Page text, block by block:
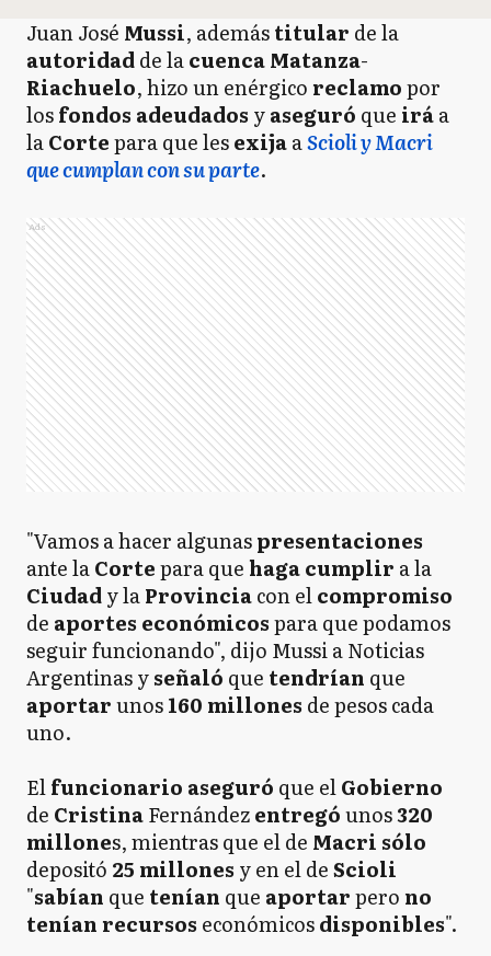
Juan José Mussi, ademástitular de la
autoridadde lacuenca Matanza-
Riachuelo, hizo un enérgico reclamopor
losfondos adeudados yaseguró que iráa
laCortepara que lesexijaaScioli y Macri
que cumplan con su parte.
Ads
"Vamos a hacer algunaspresentaciones
ante laCortepara que haga cumplir a la
Ciudady laProvinciacon elcompromiso
de aportes económicospara que podamos
seguir funcionando", dijo Mussi a Noticias
Argentinas yseñaló que tendrían que
aportarunos160 millones de pesos cada
uno.
Elfuncionario aseguró que elGobierno
de CristinaFernándezentregóunos320
millones, mientras que el de Macri sólo
depositó 25 millones y en el deScioli
"sabían que tenían que aportarpero no
tenían recursos económicosdisponibles".